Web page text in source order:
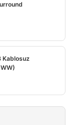
Kablosuz